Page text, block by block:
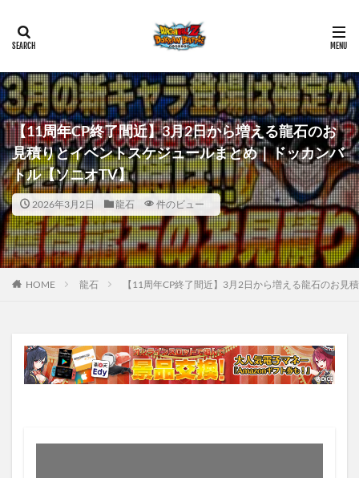
【11周年CP終了間近】3月2日から増える龍石のお
見積りとイベントスケジュールまとめ｜ドッカンバ
トル【ソニオTV】
2026年3月2日 龍石 件のビュー
HOME 龍石 【11周年CP終了間近】3月2日から増える龍石のお